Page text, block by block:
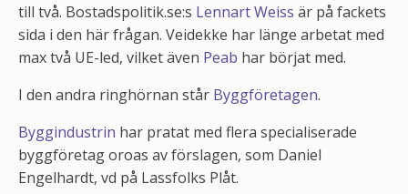
till två. Bostadspolitik.se:s Lennart Weiss är på fackets
sida i den här frågan. Veidekke har länge arbetat med
max två UE-led, vilket även Peab har börjat med.
I den andra ringhörnan står Byggföretagen.
Byggindustrin har pratat med flera specialiserade
byggföretag oroas av förslagen, som Daniel
Engelhardt, vd på Lassfolks Plåt.